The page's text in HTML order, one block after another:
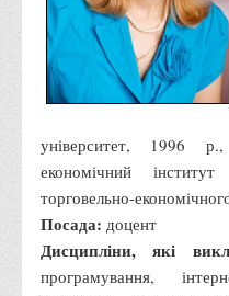
університет, 1996 р.,
економічний інститут
торговельно-
Посада: доцент
Дисципліни, які
програмування,